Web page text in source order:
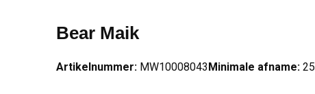
Bear Maik
Artikelnummer: MW10008043Minimale afname:25